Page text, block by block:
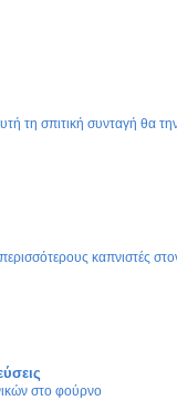
τη σπιτική συνταγή θα
καπνιστές
στο φούρνο